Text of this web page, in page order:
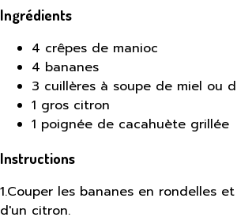
Ingrédients
4 crêpes de manioc
4 bananes
3 cuillères à soupe de miel ou
1 gros citron
1 poignée de cacahuète grillée
Instructions
1.Couper les bananes en rondelles
d'un citron.